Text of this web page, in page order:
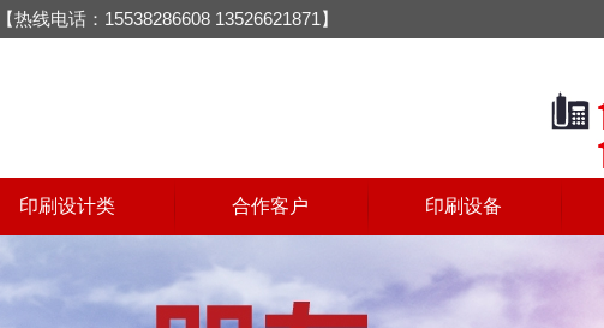
【热线电话：15538286608 13526621871】
印刷设计类 合作客户 印刷设备